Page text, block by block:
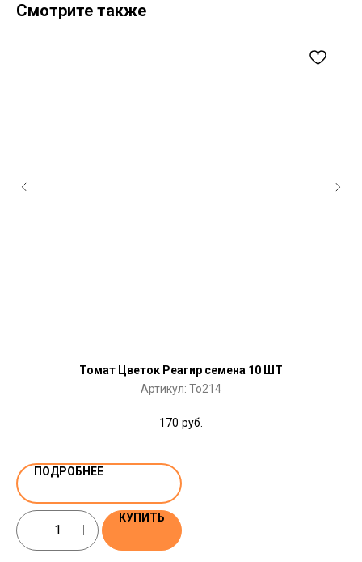
Смотрите также
Томат Цветок Реагир семена 10 ШТ
Артикул: To214
170 руб.
ПОДРОБНЕЕ
КУПИТЬ